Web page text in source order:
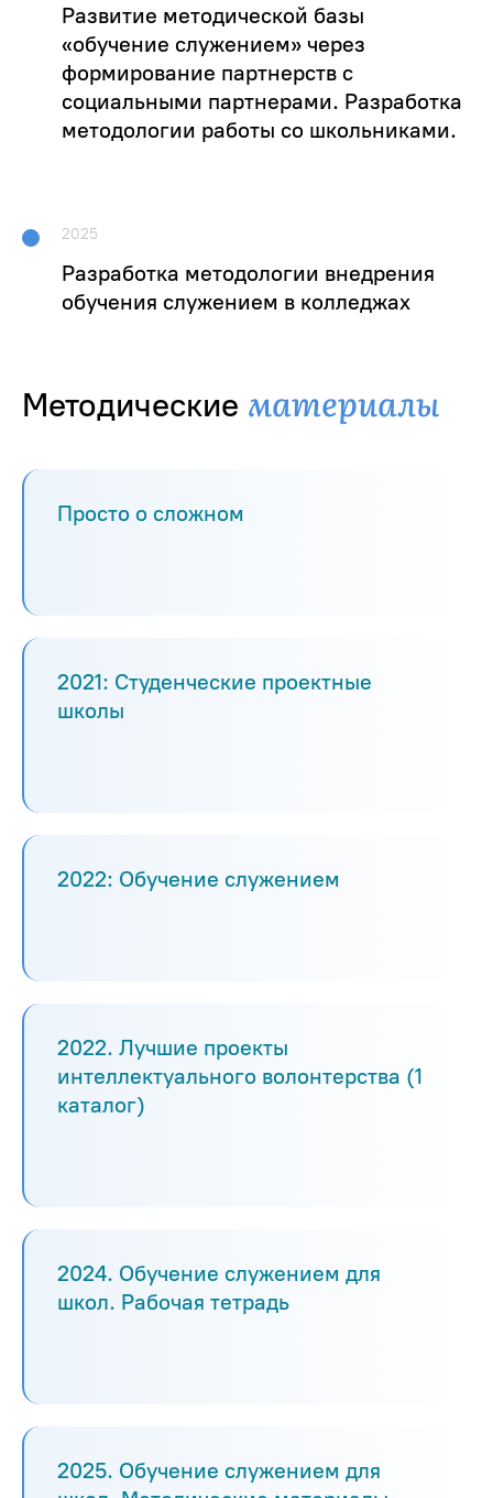
Развитие методической базы
«обучение служением» через
формирование партнерств с
социальными партнерами. Разработка
методологии работы со школьниками.
2025
Разработка методологии внедрения
обучения служением в колледжах
Методические материалы
Просто о сложном
2021: Студенческие проектные
школы
2022: Обучение служением
2022. Лучшие проекты
интеллектуального волонтерства (1
каталог)
2024. Обучение служением для
школ. Рабочая тетрадь
2025. Обучение служением для